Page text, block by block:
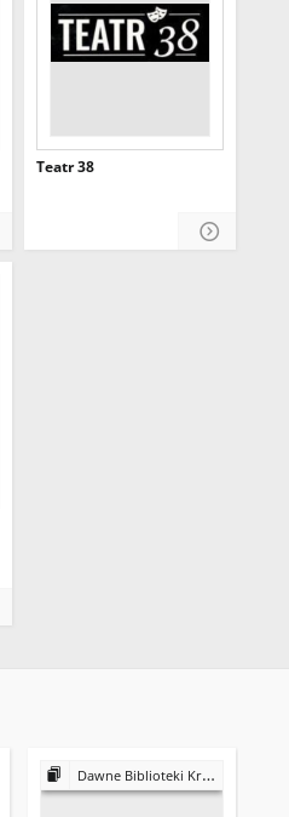
Teatr 38
Dawne Biblioteki Krakowa